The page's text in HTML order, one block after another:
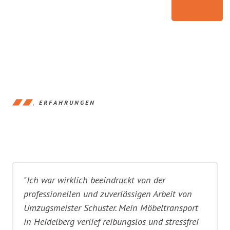
ERFAHRUNGEN
"Ich war wirklich beeindruckt von der
professionellen und zuverlässigen Arbeit von
Umzugsmeister Schuster. Mein Möbeltransport
in Heidelberg verlief reibungslos und stressfrei